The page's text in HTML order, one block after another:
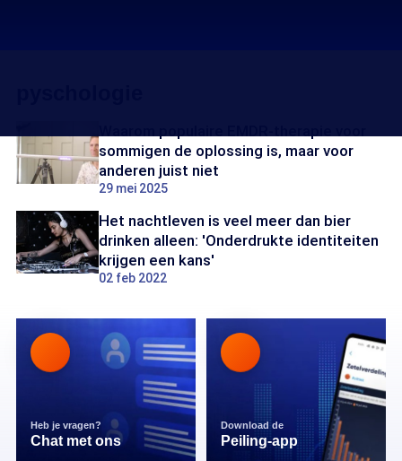
sommigen de oplossing is, maar voor
anderen juist niet
29 mei 2025
Het nachtleven is veel meer dan bier
drinken alleen: 'Onderdrukte identiteiten
krijgen een kans'
02 feb 2022
Heb je vragen?
Chat met ons
Download de
Peiling-app